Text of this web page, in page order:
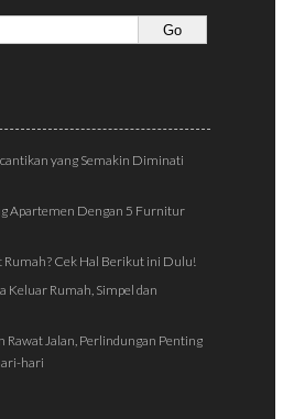
yang Semakin Diminati
Apartemen Dengan 5 Furnitur
Cek Hal Berikut ini Dulu!
Keluar Rumah, Simpel dan
Rawat Jalan, Perlindungan Penting
hari